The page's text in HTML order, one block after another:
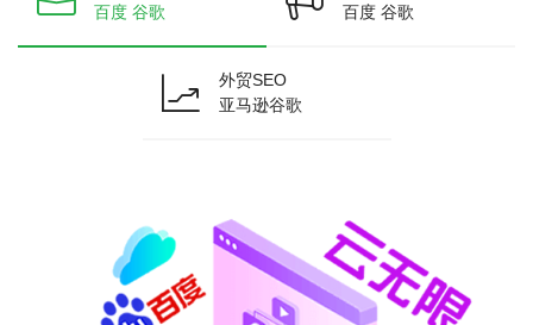
百度 谷歌
百度 谷歌
外贸SEO
亚马逊谷歌